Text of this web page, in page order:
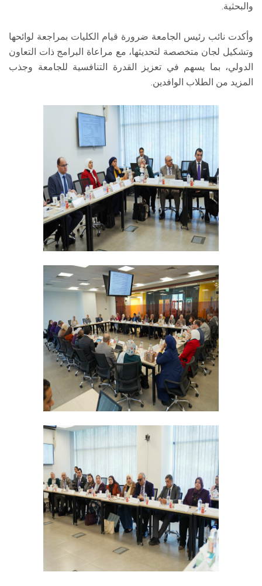
والبحثية.
وأكدت نائب رئيس الجامعة ضرورة قيام الكليات بمراجعة لوائحها
وتشكيل لجان متخصصة لتحديثها، مع مراعاة البرامج ذات التعاون
الدولي، بما يسهم في تعزيز القدرة التنافسية للجامعة وجذب
المزيد من الطلاب الوافدين.